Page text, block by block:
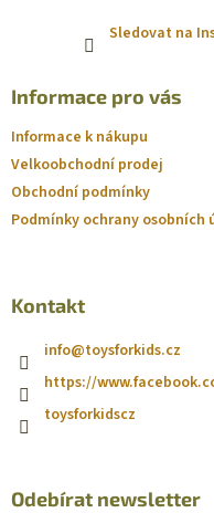
Sledovat na
Informace pro vás
Informace k nákupu
Velkoobchodní prodej
Obchodní podmínky
Podmínky ochrany osobních
Kontakt
info@toysforkids.cz
https://
toysforkidscz
Odebírat newsletter